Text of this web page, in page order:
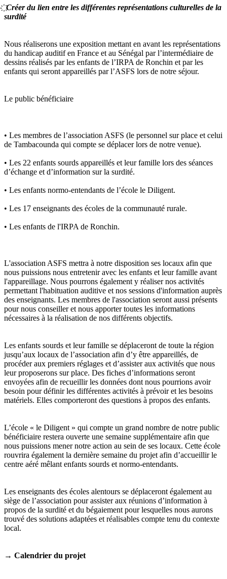
҉ Créer du lien entre les différentes représentations culturelles de la
surdité
Nous réaliserons une exposition mettant en avant les représentations
du handicap auditif en France et au Sénégal par l’intermédiaire de
dessins réalisés par les enfants de l’IRPA de Ronchin et par les
enfants qui seront appareillés par l’ASFS lors de notre séjour.
Le public bénéficiaire
• Les membres de l’association ASFS (le personnel sur place et celui
de Tambacounda qui compte se déplacer lors de notre venue).
• Les 22 enfants sourds appareillés et leur famille lors des séances
d’échange et d’information sur la surdité.
• Les enfants normo-entendants de l’école le Diligent.
• Les 17 enseignants des écoles de la communauté rurale.
• Les enfants de l'IRPA de Ronchin.
L'association ASFS mettra à notre disposition ses locaux afin que
nous puissions nous entretenir avec les enfants et leur famille avant
l'appareillage. Nous pourrons également y réaliser nos activités
permettant l'habituation auditive et nos sessions d'information auprès
des enseignants. Les membres de l'association seront aussi présents
pour nous conseiller et nous apporter toutes les informations
nécessaires à la réalisation de nos différents objectifs.
Les enfants sourds et leur famille se déplaceront de toute la région
jusqu’aux locaux de l’association afin d’y être appareillés, de
procéder aux premiers réglages et d’assister aux activités que nous
leur proposerons sur place. Des fiches d’informations seront
envoyées afin de recueillir les données dont nous pourrions avoir
besoin pour définir les différentes activités à prévoir et les besoins
matériels. Elles comporteront des questions à propos des enfants.
L’école « le Diligent » qui compte un grand nombre de notre public
bénéficiaire restera ouverte une semaine supplémentaire afin que
nous puissions mener notre action au sein de ses locaux. Cette école
rouvrira également la dernière semaine du projet afin d’accueillir le
centre aéré mêlant enfants sourds et normo-entendants.
Les enseignants des écoles alentours se déplaceront également au
siège de l’association pour assister aux réunions d’information à
propos de la surdité et du bégaiement pour lesquelles nous aurons
trouvé des solutions adaptées et réalisables compte tenu du contexte
local.
→ Calendrier du projet